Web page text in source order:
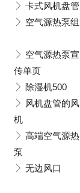
卡式风机盘管
空气源热泵组
空气源热泵宣
传单页
除湿机500
风机盘管的风
机
高端空气源热
泵
无边风口